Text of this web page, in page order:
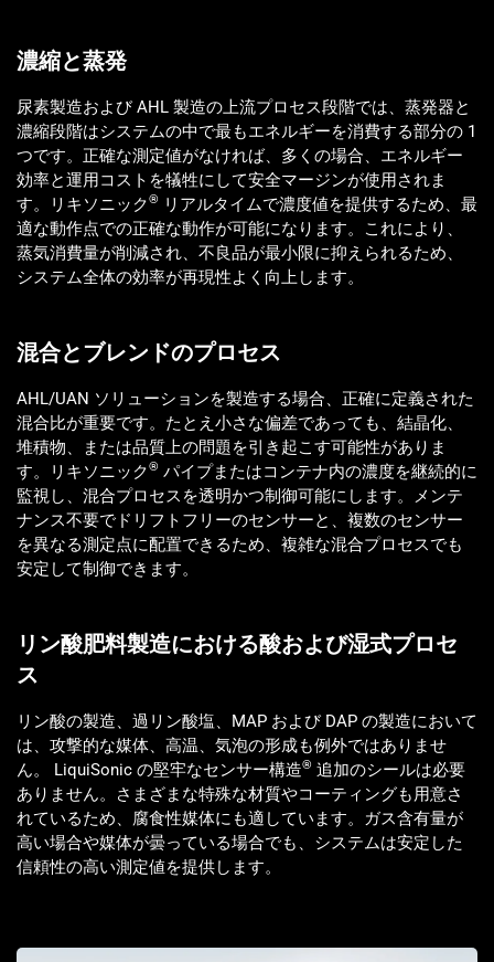
濃縮と蒸発
尿素製造および AHL 製造の上流プロセス段階では、蒸発器と
濃縮段階はシステムの中で最もエネルギーを消費する部分の 1
つです。正確な測定値がなければ、多くの場合、エネルギー
効率と運用コストを犠牲にして安全マージンが使用されま
す。リキソニック® リアルタイムで濃度値を提供するため、最
適な動作点での正確な動作が可能になります。これにより、
蒸気消費量が削減され、不良品が最小限に抑えられるため、
システム全体の効率が再現性よく向上します。
混合とブレンドのプロセス
AHL/UAN ソリューションを製造する場合、正確に定義された
混合比が重要です。たとえ小さな偏差であっても、結晶化、
堆積物、または品質上の問題を引き起こす可能性がありま
す。リキソニック® パイプまたはコンテナ内の濃度を継続的に
監視し、混合プロセスを透明かつ制御可能にします。メンテ
ナンス不要でドリフトフリーのセンサーと、複数のセンサー
を異なる測定点に配置できるため、複雑な混合プロセスでも
安定して制御できます。
リン酸肥料製造における酸および湿式プロセ
ス
リン酸の製造、過リン酸塩、MAP および DAP の製造において
は、攻撃的な媒体、高温、気泡の形成も例外ではありませ
ん。 LiquiSonic の堅牢なセンサー構造® 追加のシールは必要
ありません。さまざまな特殊な材質やコーティングも用意さ
れているため、腐食性媒体にも適しています。ガス含有量が
高い場合や媒体が曇っている場合でも、システムは安定した
信頼性の高い測定値を提供します。